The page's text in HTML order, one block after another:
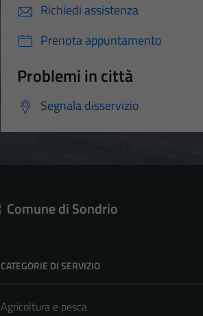
Richiedi assistenza
Prenota appuntamento
Problemi in città
Segnala disservizio
Comune di Sondrio
CATEGORIE DI SERVIZIO
Agricoltura e pesca